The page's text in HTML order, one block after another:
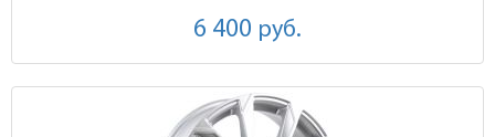
6 400 руб.